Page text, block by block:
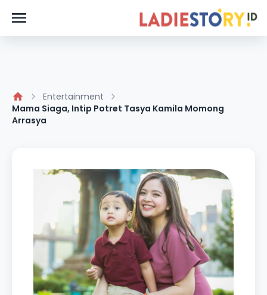
Entertainment
Mama Siaga, Intip Potret Tasya Kamila Momong
Arrasya